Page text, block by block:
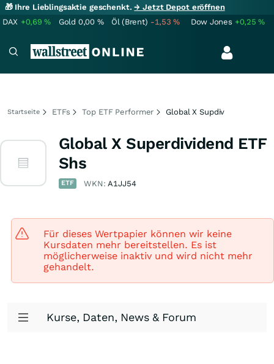
🎁 Ihre Lieblingsaktie geschenkt.→ Jetzt Depot eröffnen
DAX +0,69% Gold 0,00 % Öl (Brent) -1,53% Dow Jones +0,25%
Startseite ETFs Top ETF Performer Global X Supdiv
Global X Superdividend ETF
Shs
ETF WKN:A1JJ54
Für dieses Wertpapier können wir keine
Kursdaten mehr bereitstellen. Es ist
möglicherweise inaktiv und wird nicht mehr
gehandelt.
Kurse, Daten, News & Forum